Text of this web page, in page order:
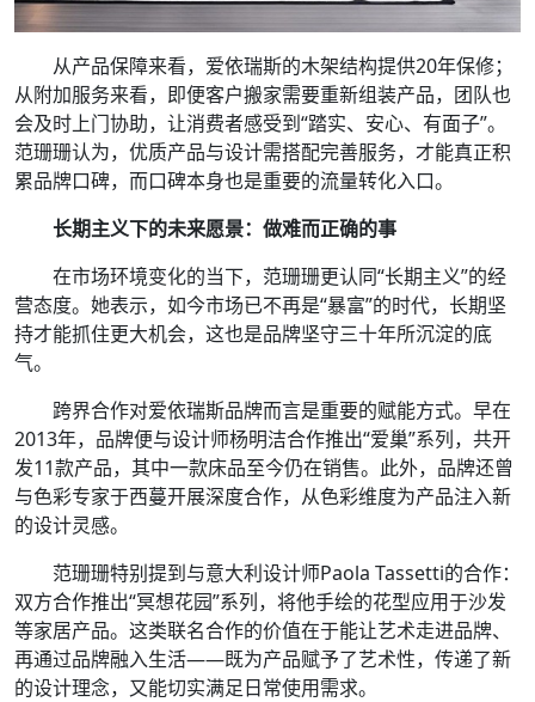
从产品保障来看，爱依瑞斯的木架结构提供20年保修；
从附加服务来看，即便客户搬家需要重新组装产品，团队也
会及时上门协助，让消费者感受到“踏实、安心、有面子”。
范珊珊认为，优质产品与设计需搭配完善服务，才能真正积
累品牌口碑，而口碑本身也是重要的流量转化入口。
长期主义下的未来愿景：做难而正确的事
在市场环境变化的当下，范珊珊更认同“长期主义”的经
营态度。她表示，如今市场已不再是“暴富”的时代，长期坚
持才能抓住更大机会，这也是品牌坚守三十年所沉淀的底
气。
跨界合作对爱依瑞斯品牌而言是重要的赋能方式。早在
2013年，品牌便与设计师杨明洁合作推出“爱巢”系列，共开
发11款产品，其中一款床品至今仍在销售。此外，品牌还曾
与色彩专家于西蔓开展深度合作，从色彩维度为产品注入新
的设计灵感。
范珊珊特别提到与意大利设计师Paola Tassetti的合作：
双方合作推出“冥想花园”系列，将他手绘的花型应用于沙发
等家居产品。这类联名合作的价值在于能让艺术走进品牌、
再通过品牌融入生活——既为产品赋予了艺术性，传递了新
的设计理念，又能切实满足日常使用需求。